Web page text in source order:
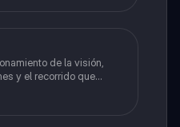
de la visión,
y el recorrido que
del ojo.